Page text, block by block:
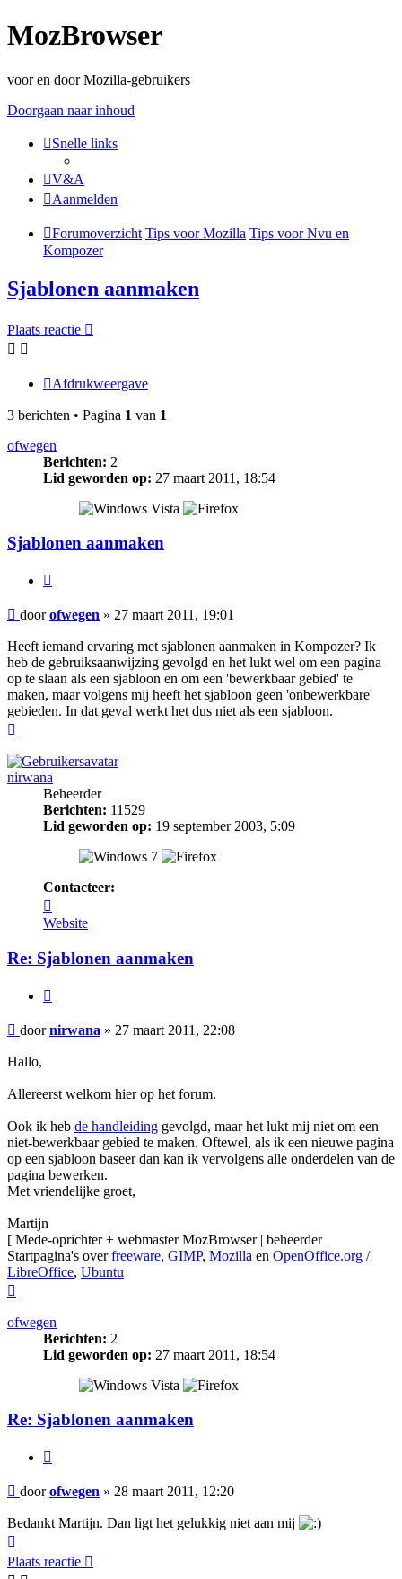
MozBrowser
voor en door Mozilla-gebruikers
Doorgaan naar inhoud
Snelle links
V&A
Aanmelden
Forumoverzicht Tips voor Mozilla Tips voor Nvu en
Kompozer
Sjablonen aanmaken
Plaats reactie
Afdrukweergave
3 berichten • Pagina 1 van 1
ofwegen
Berichten: 2
Lid geworden op: 27 maart 2011, 18:54
Sjablonen aanmaken
Bericht
doorofwegen » 27 maart 2011, 19:01
Heeft iemand ervaring met sjablonen aanmaken in Kompozer? Ik
heb de gebruiksaanwijzing gevolgd en het lukt wel om een pagina
op te slaan als een sjabloon en om een 'bewerkbaar gebied' te
maken, maar volgens mij heeft het sjabloon geen 'onbewerkbare'
gebieden. In dat geval werkt het dus niet als een sjabloon.
nirwana
Beheerder
Berichten: 11529
Lid geworden op: 19 september 2003, 5:09
Contacteer:
nirwana
Website
Re: Sjablonen aanmaken
Bericht
doornirwana » 27 maart 2011, 22:08
Hallo,
Allereerst welkom hier op het forum.
Ook ik heb de handleiding gevolgd, maar het lukt mij niet om een
niet-bewerkbaar gebied te maken. Oftewel, als ik een nieuwe pagina
op een sjabloon baseer dan kan ik vervolgens alle onderdelen van de
pagina bewerken.
Met vriendelijke groet,
Martijn
[ Mede-oprichter + webmaster MozBrowser | beheerder
Startpagina's overfreeware, GIMP, Mozilla en OpenOffice.org /
LibreOffice, Ubuntu
ofwegen
Berichten: 2
Lid geworden op: 27 maart 2011, 18:54
Re: Sjablonen aanmaken
Bericht
doorofwegen » 28 maart 2011, 12:20
Bedankt Martijn. Dan ligt het gelukkig niet aan mij
Plaats reactie